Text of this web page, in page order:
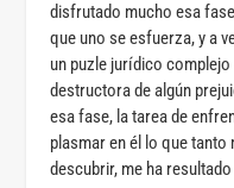
disfrutado mucho esa
que uno se esfuerza, y a
un puzle jurídico
destructora de algún
esa fase, la tarea de
plasmar en él lo que
descubrir, me ha